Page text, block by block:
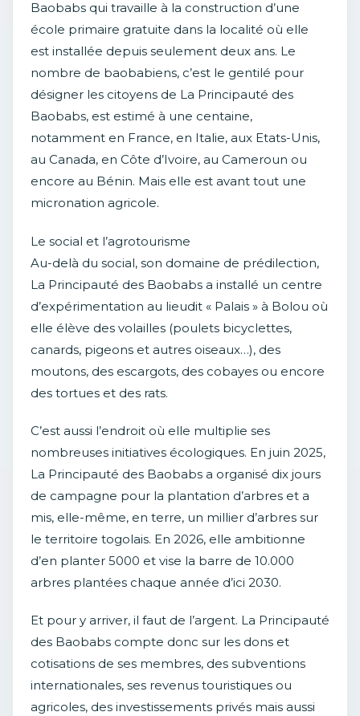
Baobabs qui travaille à la construction d’une
école primaire gratuite dans la localité où elle
est installée depuis seulement deux ans. Le
nombre de baobabiens, c’est le gentilé pour
désigner les citoyens de La Principauté des
Baobabs, est estimé à une centaine,
notamment en France, en Italie, aux Etats-Unis,
au Canada, en Côte d’Ivoire, au Cameroun ou
encore au Bénin. Mais elle est avant tout une
micronation agricole.
Le social et l’agrotourisme
Au-delà du social, son domaine de prédilection,
La Principauté des Baobabs a installé un centre
d’expérimentation au lieudit « Palais » à Bolou où
elle élève des volailles (poulets bicyclettes,
canards, pigeons et autres oiseaux…), des
moutons, des escargots, des cobayes ou encore
des tortues et des rats.
C’est aussi l’endroit où elle multiplie ses
nombreuses initiatives écologiques. En juin 2025,
La Principauté des Baobabs a organisé dix jours
de campagne pour la plantation d’arbres et a
mis, elle-même, en terre, un millier d’arbres sur
le territoire togolais. En 2026, elle ambitionne
d’en planter 5000 et vise la barre de 10.000
arbres plantées chaque année d’ici 2030.
Et pour y arriver, il faut de l’argent. La Principauté
des Baobabs compte donc sur les dons et
cotisations de ses membres, des subventions
internationales, ses revenus touristiques ou
agricoles, des investissements privés mais aussi